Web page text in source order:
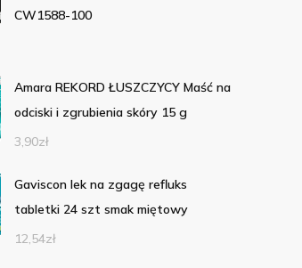
CW1588-100
Amara REKORD ŁUSZCZYCY Maść na
odciski i zgrubienia skóry 15 g
3,90zł
Gaviscon lek na zgagę refluks
tabletki 24 szt smak miętowy
12,54zł